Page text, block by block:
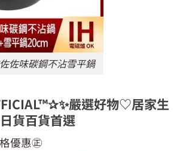
佐味碳鋼不沾雪平鍋
嚴選好物♡居家生
貨百貨首選
優惠㊣